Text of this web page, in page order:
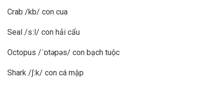
Crab /kb/ con cua
Seal /sːl/ con hải cẩu
Octopus /ˈɒtəpəs/ con bạch tuộc
Shark /ʃːk/ con cá mập